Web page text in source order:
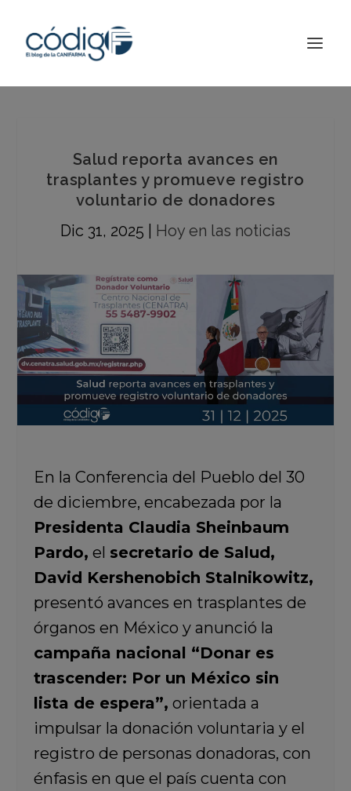
Salud reporta avances en
trasplantes y promueve registro
voluntario de donadores
Dic 31, 2025
Hoy en las noticias
En la Conferencia del Pueblo del 30
de diciembre, encabezada por la
Presidenta Claudia Sheinbaum
Pardo, el secretario de Salud,
David Kershenobich Stalnikowitz,
presentó avances en trasplantes de
órganos en México y anunció la
campaña nacional “Donar es
trascender: Por un México sin
lista de espera”, orientada a
impulsar la donación voluntaria y el
registro de personas donadoras, con
énfasis en que el país cuenta con